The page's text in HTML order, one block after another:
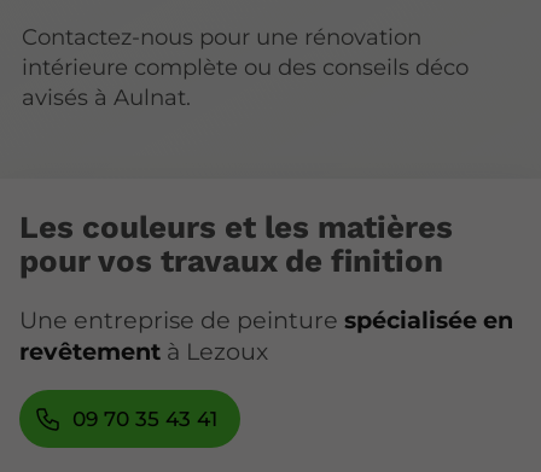
Contactez-nous pour une rénovation
intérieure complète ou des conseils déco
avisés à Aulnat.
Les couleurs et les matières
pour vos travaux de finition
Une entreprise de peinture spécialisée en
revêtement à Lezoux
09 70 35 43 41